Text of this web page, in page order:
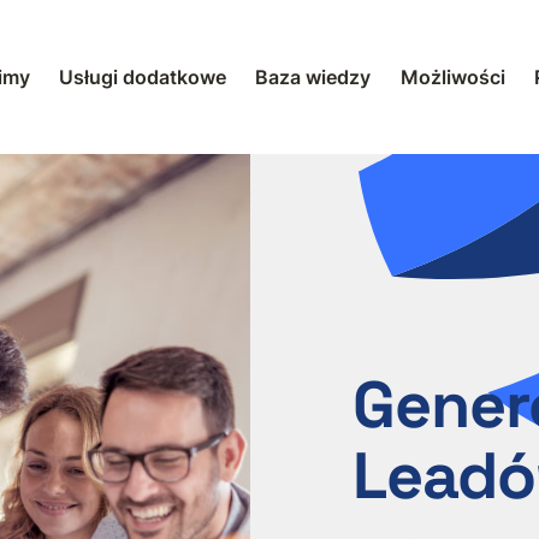
Usługi dodatkowe Baza wiedzy Możliwości